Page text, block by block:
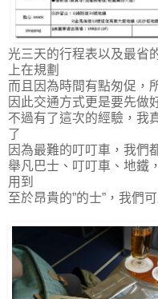
光三天的行程表以及最省
上在規劃
而且因為時間有點匆促，
因此交通方式更是要先做
不過有了這次的經驗，我
了
因為最難的叮叮車，我們
舉凡巴士、叮叮車、地鐵
用到
至於昂貴的”的士”，我們